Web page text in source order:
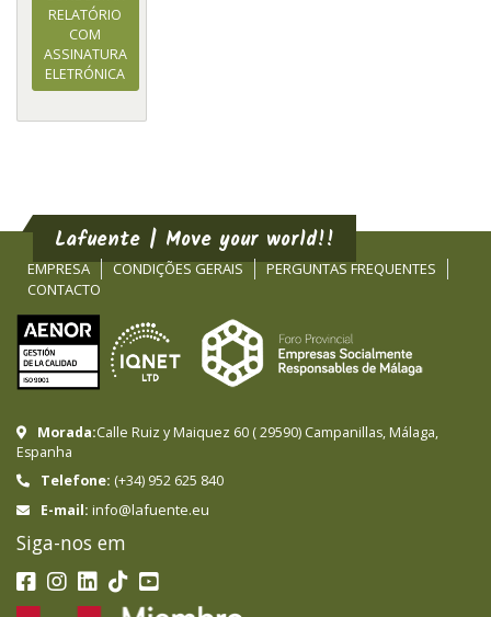
RELATÓRIO
COM
ASSINATURA
ELETRÓNICA
Lafuente | Move your world!!
EMPRESA CONDIÇÕES GERAIS
PERGUNTAS FREQUENTES
CONTACTO
Morada:Calle Ruiz y Maiquez 60 (29590) Campanillas, Málaga,
Espanha
Telefone: (+34) 952 625 840
E-mail: info@lafuente.eu
Siga-nos em